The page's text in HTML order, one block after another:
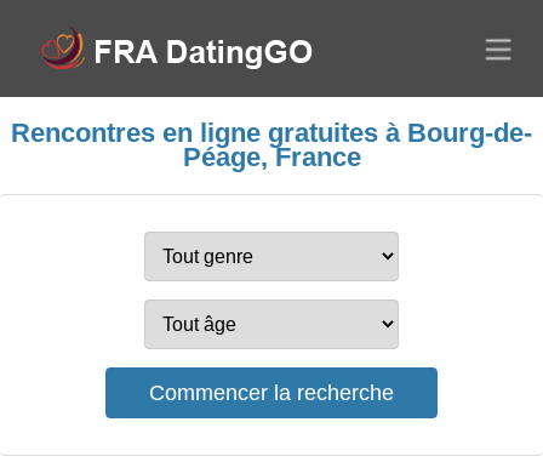
Rencontres en ligne gratuites à Bourg-de-
Péage, France